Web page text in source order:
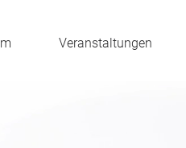
Veranstaltungen